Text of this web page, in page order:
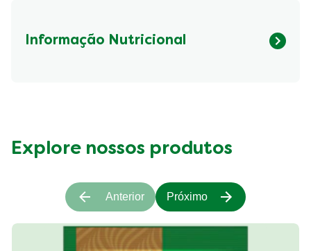
Informação Nutricional
Explore nossos produtos
Anterior Próximo